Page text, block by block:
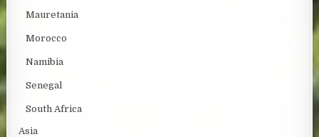
Mauretania
Morocco
Namibia
Senegal
South Africa
Asia